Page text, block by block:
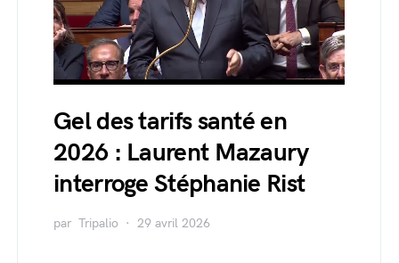
Gel des tarifs santé en
2026 : Laurent Mazaury
interroge Stéphanie Rist
par Tripalio 29 avril 2026